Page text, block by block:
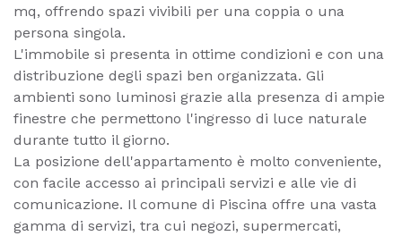
mq, offrendo spazi vivibili per una coppia o una
persona singola.
L'immobile si presenta in ottime condizioni e con una
distribuzione degli spazi ben organizzata. Gli
ambienti sono luminosi grazie alla presenza di ampie
finestre che permettono l'ingresso di luce naturale
durante tutto il giorno.
La posizione dell'appartamento è molto conveniente,
con facile accesso ai principali servizi e alle vie di
comunicazione. Il comune di Piscina offre una vasta
gamma di servizi, tra cui negozi, supermercati,